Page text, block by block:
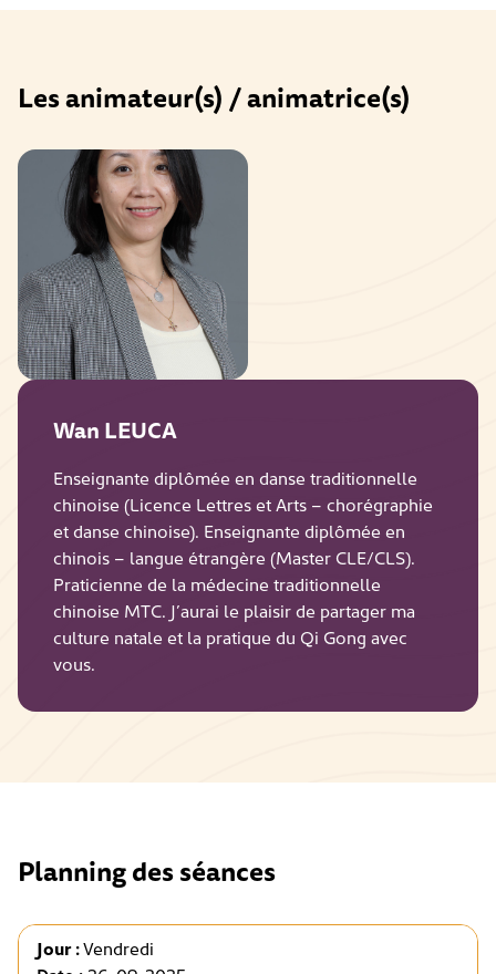
Les animateur(s) / animatrice(s)
Wan LEUCA
Enseignante diplômée en danse traditionnelle
chinoise (Licence Lettres et Arts – chorégraphie
et danse chinoise). Enseignante diplômée en
chinois – langue étrangère (Master CLE/CLS).
Praticienne de la médecine traditionnelle
chinoise MTC. J’aurai le plaisir de partager ma
culture natale et la pratique du Qi Gong avec
vous.
Planning des séances
Jour :Vendredi